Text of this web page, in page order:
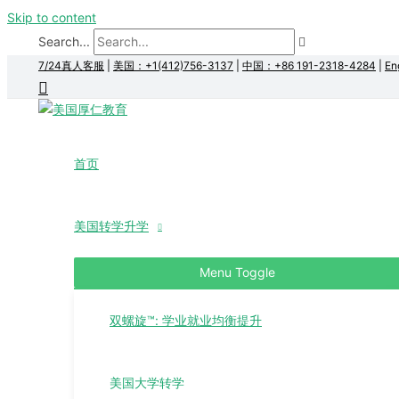
Skip to content
Search...
7/24真人客服 美国：+1(412)756-3137 中国：+86 191-2318-4284
首页
美国转学升学
Menu Toggle
双螺旋™: 学业就业均衡提升
美国大学转学